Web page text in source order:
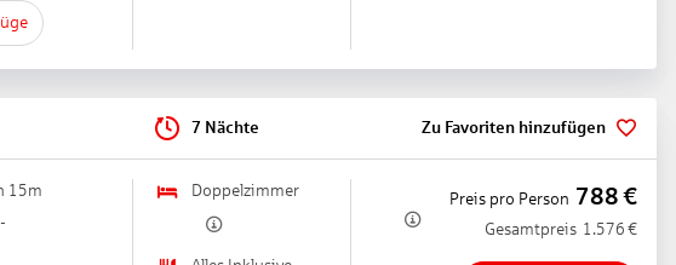
7 Nächte Zu Favoriten hinzufügen
15m
Doppelzimmer Preis pro Person 788€
Gesamtpreis 1.576 €